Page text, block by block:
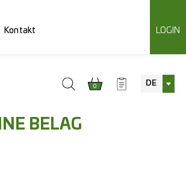
Kontakt LOGIN
0 DE
BELAG